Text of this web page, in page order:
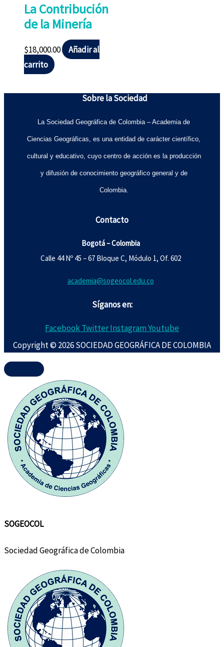
La Contribución
de la Minería
$18,000.00
Añadir al
carrito
Sobre la Sociedad
La Sociedad Geográfica de Colombia – Academia de
Ciencias Geográficas, es una entidad de carácter científico,
cultural y educativo, cuyo centro de acción es la producción
y difusión de conocimiento geográfico general y de
Colombia.
Contacto
Bogotá – Colombia
Calle 44 Nº 45 – 67 Bloque C, Módulo 1, Of. 602
academia@sogeocol.edu.co
Síganos en:
FacebookTwitterInstagramYoutube
Copyright © 2026 SOCIEDAD GEOGRÁFICA DE COLOMBIA
SOGEOCOL
Sociedad Geográfica de Colombia